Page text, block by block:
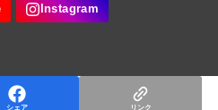
シェア リンク